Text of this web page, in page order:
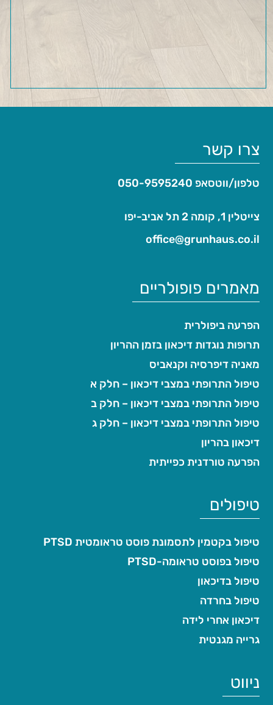
צרו קשר
טלפון/ווטסאפ 050-9595240
צייטלין 1, קומה 2 תל אביב-יפו
office@grunhaus.co.il‏
מאמרים פופולריים
הפרעה ביפולרית
תרופות נוגדות דיכאון בזמן ההריון
מאניה דיפרסיה וקנאביס
טיפול התרופתי במצבי דיכאון – חלק א
טיפול התרופתי במצבי דיכאון – חלק ב
טיפול התרופתי במצבי דיכאון – חלק ג
דיכאון בהריון
הפרעה טורדנית כפייתית
טיפולים
טיפול בקטמין לתסמונת פוסט טראומטית PTSD
טיפול בפוסט טראומה-PTSD
טיפול בדיכאון
טיפול בחרדה
דיכאון אחרי לידה
גרייה מגנטית
ניווט